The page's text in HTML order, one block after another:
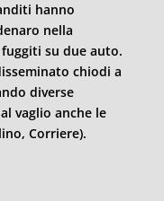
hanno
nella
su due auto.
chiodi a
diverse
vaglio anche le
Corriere).